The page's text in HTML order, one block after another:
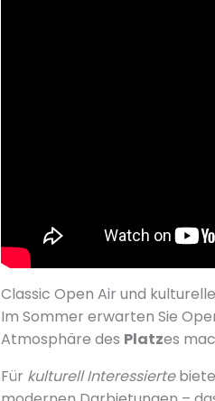
Classic Open Air und
Im Sommer erwarten Sie
Atmosphäre des Platzes
Für kulturell Interessierte